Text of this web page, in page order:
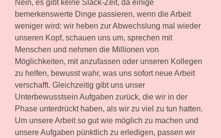
Nein, es gibt keine Slack-Zeit, da einige
bemerkenswerte Dinge passieren, wenn die Arbeit
weniger wird: wir heben zur Abwechslung mal wieder
unseren Kopf, schauen uns um, sprechen mit
Menschen und nehmen die Millionen von
Möglichkeiten, mit anzufassen oder unseren Kollegen
zu helfen, bewusst wahr, was uns sofort neue Arbeit
verschafft. Gleichzeitig gibt uns unser
Unterbewusstsein Aufgaben zurück, die wir in der
Phase unterdrückt haben, als wir zu viel zu tun hatten.
Um unsere Arbeit so gut wie möglich zu machen und
unsere Aufgaben pünktlich zu erledigen, passen wir